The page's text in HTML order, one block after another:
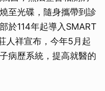
至光碟，隨身攜帶到診
於114年起導入SMART
人祥宣布，今年5月起
病歷系統，提高就醫的